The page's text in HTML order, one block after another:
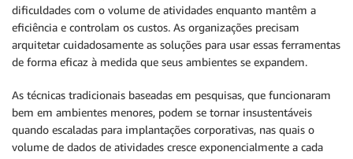
dificuldades com o volume de atividades enquanto mantêm a
eficiência e controlam os custos. As organizações precisam
arquitetar cuidadosamente as soluções para usar essas ferramentas
de forma eficaz à medida que seus ambientes se expandem.
As técnicas tradicionais baseadas em pesquisas, que funcionaram
bem em ambientes menores, podem se tornar insustentáveis
quando escaladas para implantações corporativas, nas quais o
volume de dados de atividades cresce exponencialmente a cada